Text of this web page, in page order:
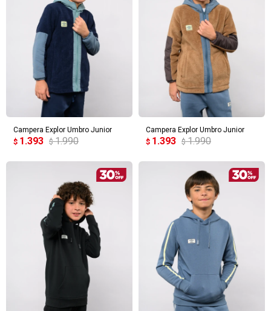
Campera Explor Umbro Junior
$ 1.393 $ 1.990
Campera Explor Umbro Junior
$ 1.393 $ 1.990